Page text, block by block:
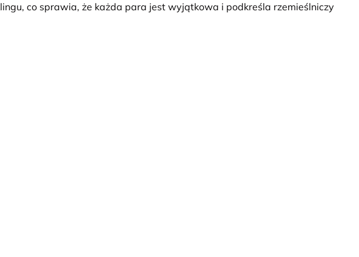
co sprawia, że każda para jest wyjątkowa i podkreśla rzemieślniczy